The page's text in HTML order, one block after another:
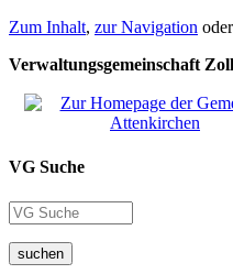
Zum Inhalt, zur Navigation oder
Verwaltungsgemeinschaft
VG Suche
suchen